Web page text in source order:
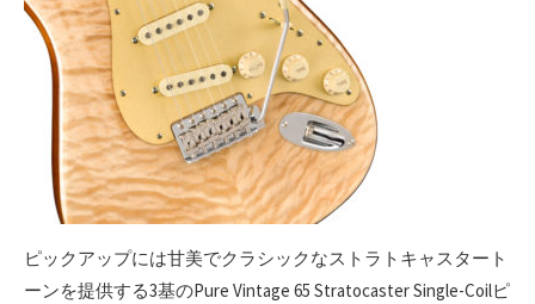
ピックアップには甘美でクラシックなストラトキャスタート
ーンを提供する3基のPure Vintage 65 Stratocaster Single-Coilピ